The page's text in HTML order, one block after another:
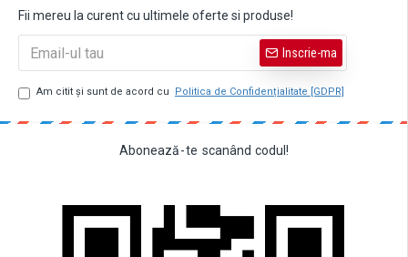
Fii mereu la curent cu ultimele oferte si produse!
Inscrie-ma
Am citit şi sunt de acord cu Politica de Confidențialitate [GDPR]
Abonează-te scanând codul!